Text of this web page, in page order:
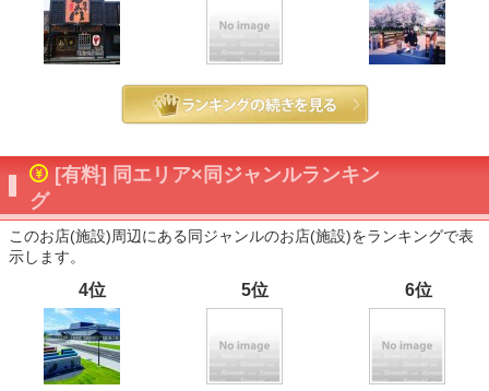
[有料] 同エリア×同ジャンルランキン
グ
このお店(施設)周辺にある同ジャンルのお店(施設)をランキングで表
示します。
4位 5位 6位